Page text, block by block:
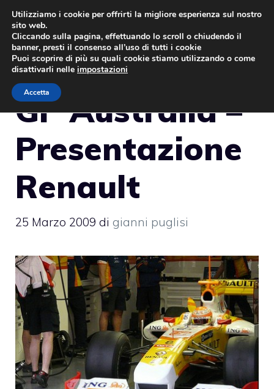
Vai
contenuto
GP Australia –
Presentazione
Renault
25 Marzo 2009 di gianni puglisi
Utilizziamo i cookie per offrirti la migliore esperienza sul nostro
sito web.
Cliccando sulla pagina, effettuando lo scroll o chiudendo il
banner, presti il consenso all’uso di tutti i cookie
Puoi scoprire di più su quali cookie stiamo utilizzando o come
disattivarli nelle impostazioni
Accetta